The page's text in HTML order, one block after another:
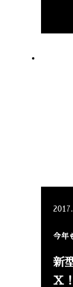
今年
新
X